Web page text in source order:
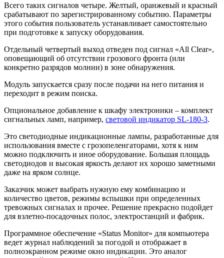
Всего таких сигналов четыре. Желтый, оранжевый и красный
срабатывают по зарегистрированному событию. Параметры
этого события пользователь устанавливает самостоятельно
при подготовке к запуску оборудования.
Отдельный четвертый выход отведен под сигнал «All Clear»,
оповещающий об отсутствии грозового фронта (или
конкретно разрядов молнии) в зоне обнаружения.
Модуль запускается сразу после подачи на него питания и
переходит в режим поиска.
Опциональное добавление к шкафу электроники – комплект
сигнальных ламп, например, световой индикатор SL-180-3.
Это светодиодные индикационные лампы, разработанные для
использования вместе с грозопеленгаторами, хотя к ним
можно подключить и иное оборудование. Большая площадь
светодиодов и высокая яркость делают их хорошо заметными
даже на ярком солнце.
Заказчик может выбрать нужную ему комбинацию и
количество цветов, режимы вспышки при определенных
тревожных сигналах и прочее. Решение прекрасно подойдет
для взлетно-посадочных полос, электростанций и фабрик.
Программное обеспечение «Status Monitor» для компьютера
ведет журнал наблюдений за погодой и отображает в
полноэкранном режиме окно индикации. Это аналог